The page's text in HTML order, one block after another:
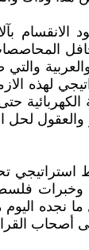
والعربية
لهذه
الكهربائية
لحل
وخبرات
نجده
أصحاب